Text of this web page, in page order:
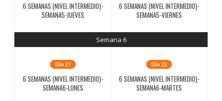
6 SEMANAS (NIVEL INTERMEDIO)-
SEMANA5-JUEVES
6 SEMANAS (NIVEL INTERMEDIO)-
SEMANA5-VIERNES
Semana 6
Día 21
6 SEMANAS (NIVEL INTERMEDIO)-
SEMANA6-LUNES
Día 22
6 SEMANAS (NIVEL INTERMEDIO)-
SEMANA6-MARTES